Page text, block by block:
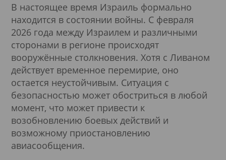
В настоящее время Израиль формально
находится в состоянии войны. С февраля
2026 года между Израилем и различными
сторонами в регионе происходят
вооружённые столкновения. Хотя с Ливаном
действует временное перемирие, оно
остается неустойчивым. Ситуация с
безопасностью может обостриться в любой
момент, что может привести к
возобновлению боевых действий и
возможному приостановлению
авиасообщения.